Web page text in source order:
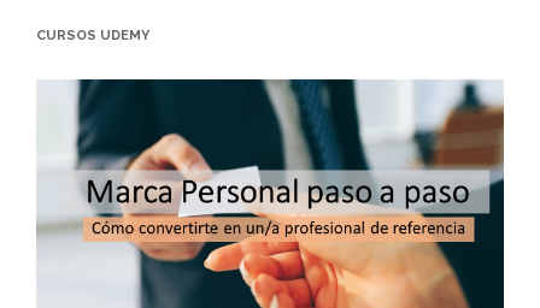
CURSOS UDEMY